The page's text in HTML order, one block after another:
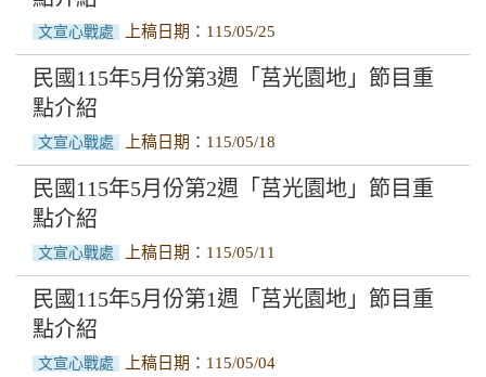
文宣心戰處 上稿日期：115/05/25
民國115年5月份第3週「莒光園地」節目重
點介紹
文宣心戰處 上稿日期：115/05/18
民國115年5月份第2週「莒光園地」節目重
點介紹
文宣心戰處 上稿日期：115/05/11
民國115年5月份第1週「莒光園地」節目重
點介紹
文宣心戰處 上稿日期：115/05/04